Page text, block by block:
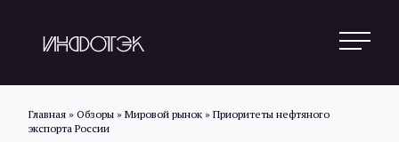
Главная » Обзоры » Мировой рынок » Приоритеты нефтяного
экспорта России